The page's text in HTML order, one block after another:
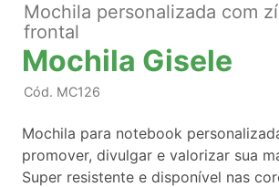
Mochila personalizada com
frontal
Mochila Gisele
Cód. MC126
Mochila para notebook
promover, divulgar e valorizar sua
Super resistente e disponível nas